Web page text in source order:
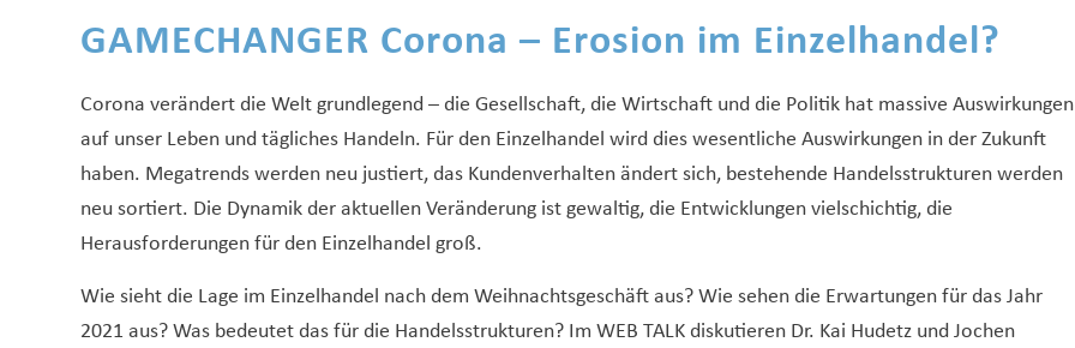
GAMECHANGER Corona – Erosion im Einzelhandel?
Corona verändert die Welt grundlegend – die Gesellschaft, die Wirtschaft und die Politik hat massive Auswirkungen
auf unser Leben und tägliches Handeln. Für den Einzelhandel wird dies wesentliche Auswirkungen in der Zukunft
haben. Megatrends werden neu justiert, das Kundenverhalten ändert sich, bestehende Handelsstrukturen werden
neu sortiert. Die Dynamik der aktuellen Veränderung ist gewaltig, die Entwicklungen vielschichtig, die
Herausforderungen für den Einzelhandel groß.
Wie sieht die Lage im Einzelhandel nach dem Weihnachtsgeschäft aus? Wie sehen die Erwartungen für das Jahr
2021 aus? Was bedeutet das für die Handelsstrukturen? Im WEB TALK diskutieren Dr. Kai Hudetz und Jochen